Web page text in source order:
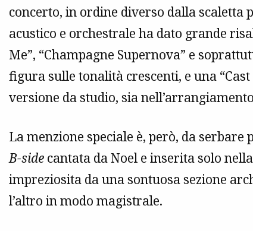
concerto, in ordine diverso dalla scaletta
acustico e orchestrale ha dato grande
Me”, “Champagne Supernova” e
figura sulle tonalità crescenti, e una
versione da studio, sia
La menzione speciale è, però, da serbare
B-side cantata da Noel e inserita solo
impreziosita da una sontuosa sezione
l’altro in modo magistrale.